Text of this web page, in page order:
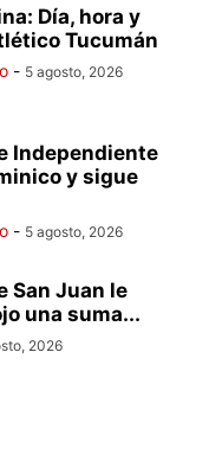
Día, hora y
Tucumán
- 5 agosto, 2026
Independiente
y sigue
- 5 agosto, 2026
San Juan le
una suma...
2026